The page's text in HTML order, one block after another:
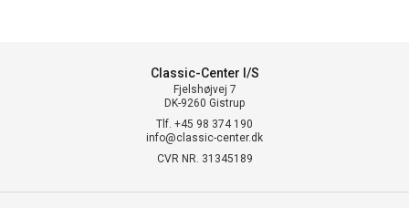
Classic-Center I/S
Fjelshøjvej 7
DK-9260 Gistrup
Tlf. +45 98 374 190
info@classic-center.dk
CVR NR. 31345189